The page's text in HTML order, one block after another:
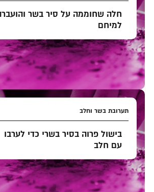
חלה שחוממה על סיר בשר
למיחם
תערובת בשר וחלב
בישול פרוה בסיר בשרי כדי לערבו
עם חלב